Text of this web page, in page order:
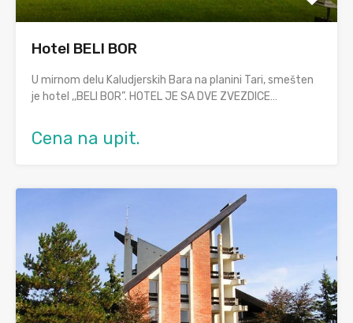
Hotel BELI BOR
U mirnom delu Kaludjerskih Bara na planini Tari, smešten
je hotel ,,BELI BOR”. HOTEL JE SA DVE ZVEZDICE…
Cena na upit.